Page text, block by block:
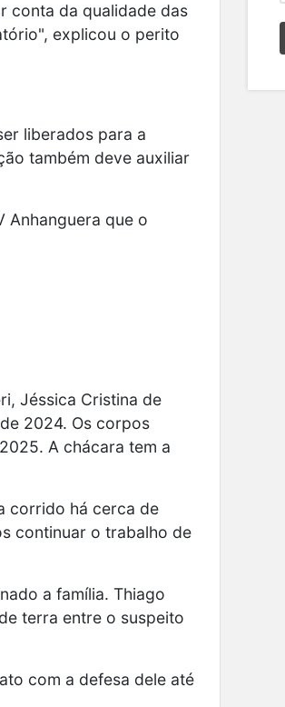
conta da qualidade das
explicou o perito
liberados para a
também deve auxiliar
Anhanguera que o
Jéssica Cristina de
2024. Os corpos
A chácara tem a
corrido há cerca de
continuar o trabalho de
a família. Thiago
terra entre o suspeito
com a defesa dele até